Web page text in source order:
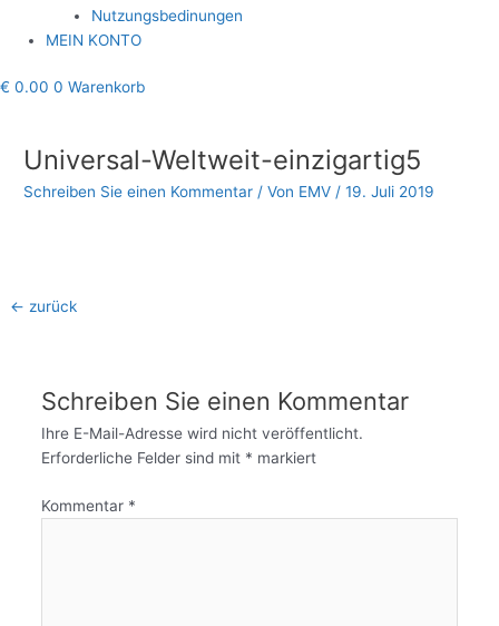
Nutzungsbedinungen
MEIN KONTO
€ 0.00 0 Warenkorb
Universal-Weltweit-einzigartig5
Schreiben Sie einen Kommentar / Von EMV /19. Juli 2019
← zurück
Schreiben Sie einen Kommentar
Ihre E-Mail-Adresse wird nicht veröffentlicht.
Erforderliche Felder sind mit * markiert
Kommentar *